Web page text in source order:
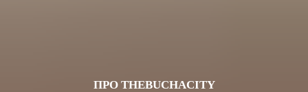
ПРО THEBUCHACITY